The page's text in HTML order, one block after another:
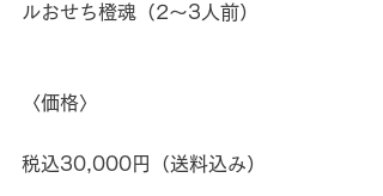
ルおせち橙魂（2～3人前）
〈価格〉
税込30,000円（送料込み）